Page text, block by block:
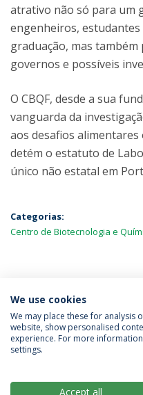
atrativo não só para um
engenheiros,
graduação, mas
governos e possíveis
O CBQF, desde a sua
vanguarda da
aos desafios alimentares
detém o estatuto de
único não estatal em
Categorias:
Centro de Biotecnologia e
MAIS NOTÍCIAS
Política de
We use cookies
We may place these for
website, show personalised
experience. For more
settings.
Accept all